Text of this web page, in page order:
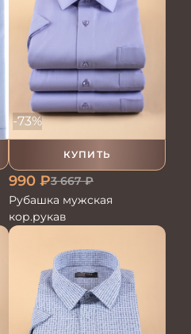
КУПИТЬ
-73%
990 ₽3 667₽
Рубашка мужская
кор.рукав